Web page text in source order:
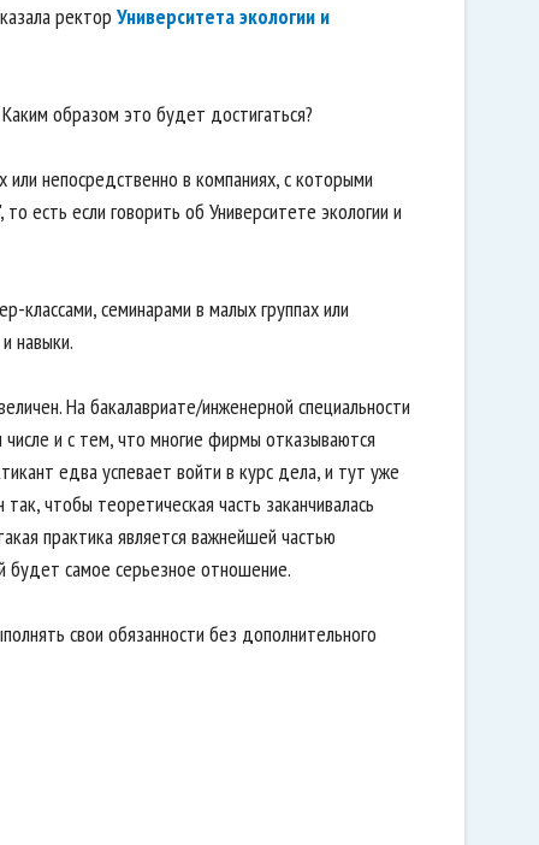
ректор Университета экологии и
образом это будет достигаться?
непосредственно в компаниях, с которыми
есть если говорить об Университете экологии и
классами, семинарами в малых группах или
навыки.
На бакалавриате/инженерной специальности
и с тем, что многие фирмы отказываются
едва успевает войти в курс дела, и тут уже
чтобы теоретическая часть заканчивалась
практика является важнейшей частью
будет самое серьезное отношение.
свои обязанности без дополнительного